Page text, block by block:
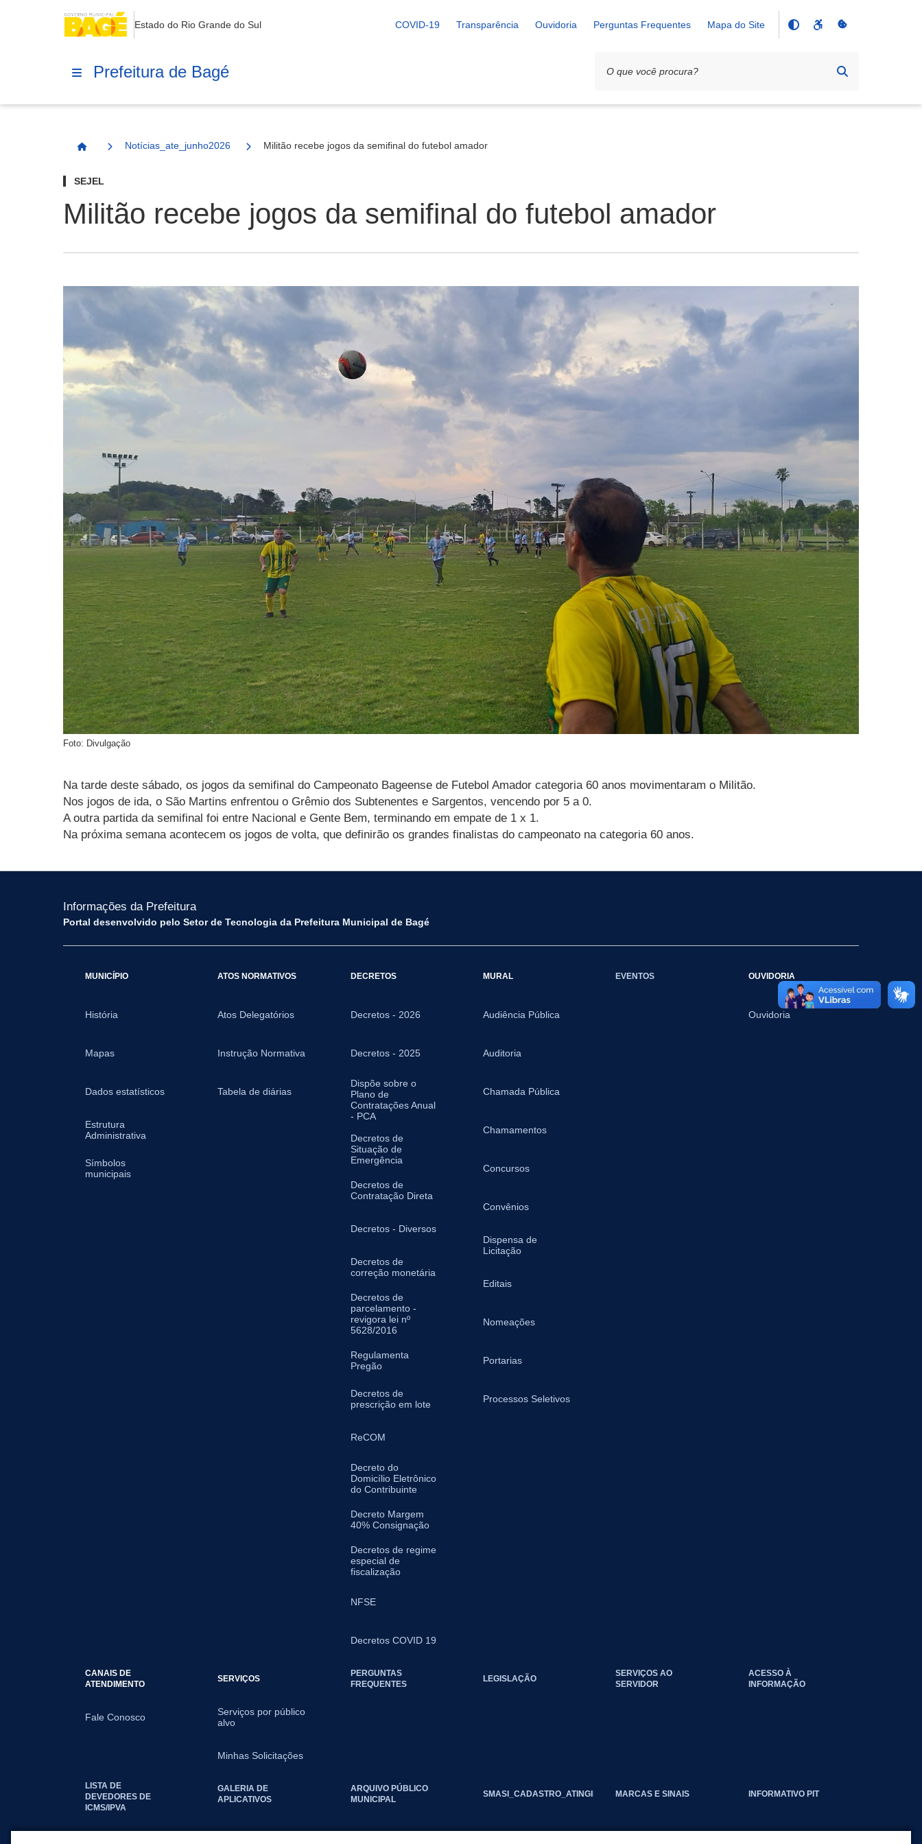
Estado do Rio Grande do Sul COVID-19 Transparência Ouvidoria Perguntas Frequentes Mapa do Site
Prefeitura de Bagé
Página Inicial
Notícias_ate_junho2026 Militão recebe jogos da semifinal do futebol amador
SEJEL
Militão recebe jogos da semifinal do futebol amador
Foto: Divulgação
Na tarde deste sábado, os jogos da semifinal do Campeonato Bageense de Futebol Amador categoria 60 anos movimentaram o Militão.
Nos jogos de ida, o São Martins enfrentou o Grêmio dos Subtenentes e Sargentos, vencendo por 5 a 0.
A outra partida da semifinal foi entre Nacional e Gente Bem, terminando em empate de 1 x 1.
Na próxima semana acontecem os jogos de volta, que definirão os grandes finalistas do campeonato na categoria 60 anos.
Informações da Prefeitura
Portal desenvolvido pelo Setor de Tecnologia da Prefeitura Municipal de Bagé
MUNICÍPIO
História
Mapas
Dados estatísticos
Estrutura
Administrativa
Símbolos
municipais
ATOS NORMATIVOS
Atos Delegatórios
Instrução Normativa
Tabela de diárias
DECRETOS
Decretos - 2026
Decretos - 2025
Dispõe sobre o
Plano de
Contratações Anual
- PCA
Decretos de
Situação de
Emergência
Decretos de
Contratação Direta
Decretos - Diversos
Decretos de
correção monetária
Decretos de
parcelamento -
revigora lei nº
5628/2016
Regulamenta
Pregão
Decretos de
prescrição em lote
ReCOM
Decreto do
Domicílio Eletrônico
do Contribuinte
Decreto Margem
40% Consignação
Decretos de regime
especial de
fiscalização
NFSE
Decretos COVID 19
MURAL
Audiência Pública
Auditoria
Chamada Pública
Chamamentos
Concursos
Convênios
Dispensa de
Licitação
Editais
Nomeações
Portarias
Processos Seletivos
EVENTOS OUVIDORIA
Ouvidoria
CANAIS DE
ATENDIMENTO
Fale Conosco
SERVIÇOS
Serviços por público
alvo
Minhas Solicitações
PERGUNTAS
FREQUENTES
LEGISLAÇÃO
SERVIÇOS AO
SERVIDOR
ACESSO À
INFORMAÇÃO
LISTA DE
DEVEDORES DE
ICMS/IPVA
GALERIA DE
APLICATIVOS
ARQUIVO PÚBLICO
MUNICIPAL
SMASI_CADASTRO_ATINGIDOS_EVENTOS_CLIMATICOS
MARCAS E SINAIS INFORMATIVO PIT